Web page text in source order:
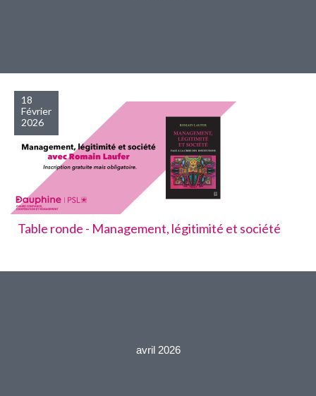
18
Février
2026
Table ronde - Management, légitimité et société
avril 2026